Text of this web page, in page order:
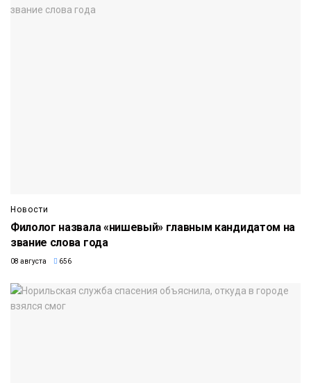
Новости
Филолог назвала «нишевый» главным кандидатом на
звание слова года
08 августа 656